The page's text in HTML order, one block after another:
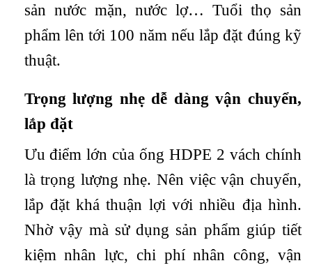
sản nước mặn, nước lợ… Tuổi thọ sản
phẩm lên tới 100 năm nếu lắp đặt đúng kỹ
thuật.
Trọng lượng nhẹ dễ dàng vận chuyển,
lắp đặt
Ưu điểm lớn của ống HDPE 2 vách chính
là trọng lượng nhẹ. Nên việc vận chuyển,
lắp đặt khá thuận lợi với nhiều địa hình.
Nhờ vậy mà sử dụng sản phẩm giúp tiết
kiệm nhân lực, chi phí nhân công, vận